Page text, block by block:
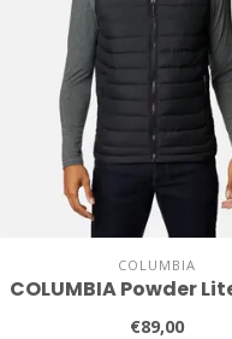
COLUMBIA
COLUMBIA Powder
€89,00